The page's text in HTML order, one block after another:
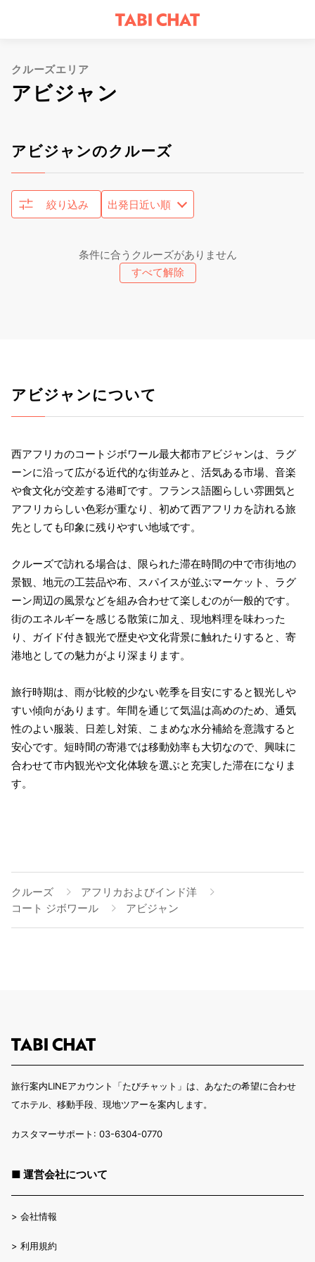
クルーズエリア
アビジャン
アビジャンのクルーズ
絞り込み
条件に合うクルーズがありません
すべて解除
アビジャンについて
西アフリカのコートジボワール最大都市アビジャンは、ラグ
ーンに沿って広がる近代的な街並みと、活気ある市場、音楽
や食文化が交差する港町です。フランス語圏らしい雰囲気と
アフリカらしい色彩が重なり、初めて西アフリカを訪れる旅
先としても印象に残りやすい地域です。
クルーズで訪れる場合は、限られた滞在時間の中で市街地の
景観、地元の工芸品や布、スパイスが並ぶマーケット、ラグ
ーン周辺の風景などを組み合わせて楽しむのが一般的です。
街のエネルギーを感じる散策に加え、現地料理を味わった
り、ガイド付き観光で歴史や文化背景に触れたりすると、寄
港地としての魅力がより深まります。
旅行時期は、雨が比較的少ない乾季を目安にすると観光しや
すい傾向があります。年間を通じて気温は高めのため、通気
性のよい服装、日差し対策、こまめな水分補給を意識すると
安心です。短時間の寄港では移動効率も大切なので、興味に
合わせて市内観光や文化体験を選ぶと充実した滞在になりま
す。
クルーズ
アフリカおよびインド洋
コート ジボワール
アビジャン
旅行案内LINEアカウント「たびチャット」は、あなたの希望に合わせ
てホテル、移動手段、現地ツアーを案内します。
カスタマーサポート: 03-6304-0770
■ 運営会社について
> 会社情報
> 利用規約